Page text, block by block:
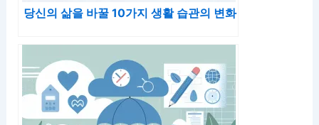
당신의 삶을 바꿀 10가지 생활 습관의 변화